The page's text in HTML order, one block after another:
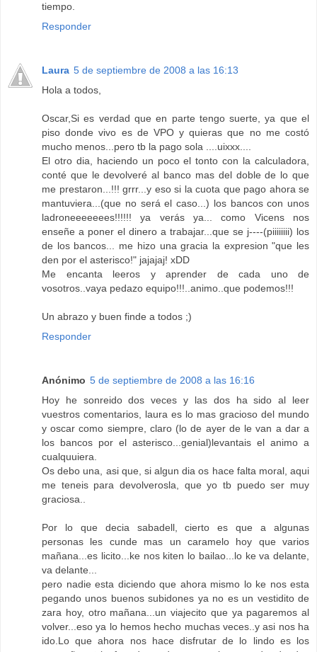
tiempo.
Responder
Laura 5 de septiembre de 2008 a las 16:13
Hola a todos,
Oscar,Si es verdad que en parte tengo suerte, ya que el
piso donde vivo es de VPO y quieras que no me costó
mucho menos...pero tb la pago sola ....uixxx....
El otro dia, haciendo un poco el tonto con la calculadora,
conté que le devolveré al banco mas del doble de lo que
me prestaron...!!! grrr...y eso si la cuota que pago ahora se
mantuviera...(que no será el caso...) los bancos con unos
ladroneeeeeees!!!!!! ya verás ya... como Vicens nos
enseñe a poner el dinero a trabajar...que se j----(piiiiiiii) los
de los bancos... me hizo una gracia la expresion "que les
den por el asterisco!" jajajaj! xDD
Me encanta leeros y aprender de cada uno de
vosotros..vaya pedazo equipo!!!..animo..que podemos!!!
Un abrazo y buen finde a todos ;)
Responder
Anónimo 5 de septiembre de 2008 a las 16:16
Hoy he sonreido dos veces y las dos ha sido al leer
vuestros comentarios, laura es lo mas gracioso del mundo
y oscar como siempre, claro (lo de ayer de le van a dar a
los bancos por el asterisco...genial)levantais el animo a
cualquuiera.
Os debo una, asi que, si algun dia os hace falta moral, aqui
me teneis para devolverosla, que yo tb puedo ser muy
graciosa..
Por lo que decia sabadell, cierto es que a algunas
personas les cunde mas un caramelo hoy que varios
mañana...es licito...ke nos kiten lo bailao...lo ke va delante,
va delante...
pero nadie esta diciendo que ahora mismo lo ke nos esta
pegando unos buenos subidones ya no es un vestidito de
zara hoy, otro mañana...un viajecito que ya pagaremos al
volver...eso ya lo hemos hecho muchas veces..y asi nos ha
ido.Lo que ahora nos hace disfrutar de lo lindo es los